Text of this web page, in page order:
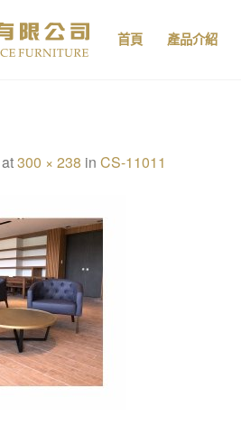
首頁 產品介紹
at300 × 238 in CS-11011